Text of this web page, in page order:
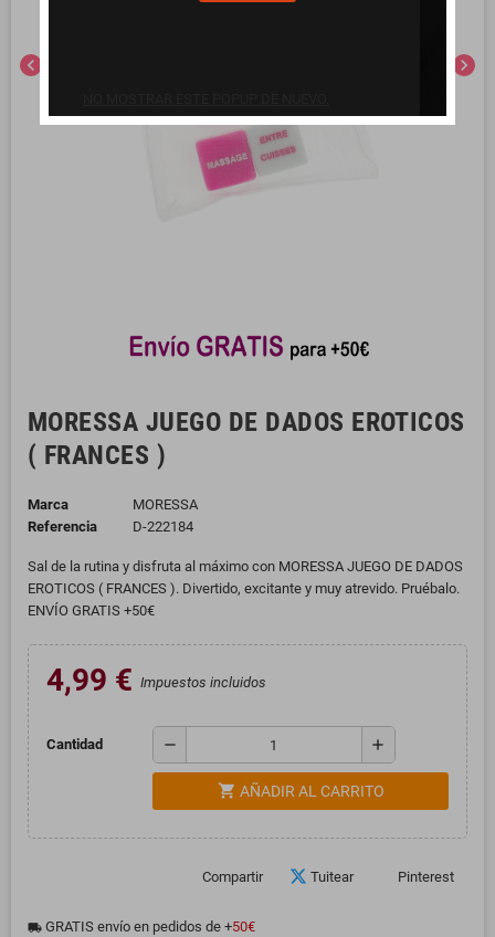
chevron_left chevron_right
MORESSA JUEGO DE DADOS EROTICOS
( FRANCES )
Marca
MORESSA
Referencia
D-222184
Sal de la rutina y disfruta al máximo con MORESSA JUEGO DE DADOS
EROTICOS ( FRANCES ). Divertido, excitante y muy atrevido. Pruébalo.
ENVÍO GRATIS +50€
4,99 € Impuestos incluidos
Cantidad remove add
shopping_cart AÑADIR AL CARRITO
Compartir Tuitear Pinterest
local_shipping GRATIS envío en pedidos de +50€